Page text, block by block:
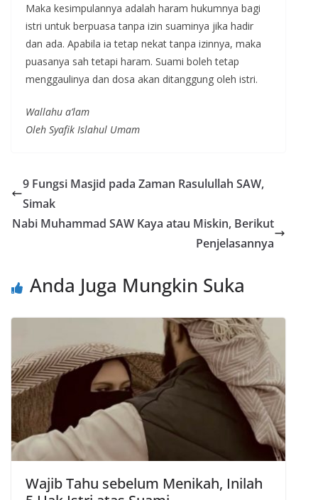
Maka kesimpulannya adalah haram hukumnya bagi
istri untuk berpuasa tanpa izin suaminya jika hadir
dan ada. Apabila ia tetap nekat tanpa izinnya, maka
puasanya sah tetapi haram. Suami boleh tetap
menggaulinya dan dosa akan ditanggung oleh istri.
Wallahu a’lam
Oleh Syafik Islahul Umam
9 Fungsi Masjid pada Zaman Rasulullah SAW,
Simak
Nabi Muhammad SAW Kaya atau Miskin, Berikut
Penjelasannya
Anda Juga Mungkin Suka
Wajib Tahu sebelum Menikah, Inilah